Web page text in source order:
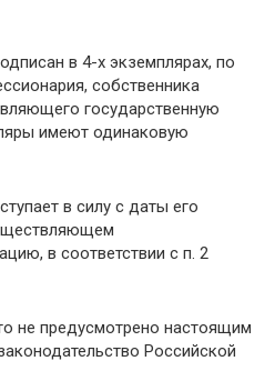
в 4-х экземплярах, по
собственника
государственную
имеют одинаковую
в силу с даты его
в соответствии с п. 2
не предусмотрено настоящим
Российской